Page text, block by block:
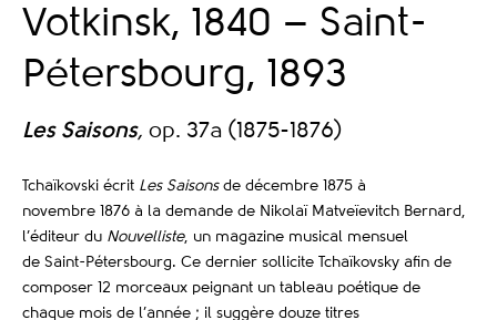
Votkinsk, 1840 – Saint-
Pétersbourg, 1893
Les Saisons, op. 37a (1875-1876)
Tchaïkovski écrit Les Saisonsde décembre 1875 à
novembre 1876 à la demande de Nikolaï Matveïevitch Bernard,
l’éditeur du Nouvelliste, un magazine musical mensuel
de Saint-Pétersbourg. Ce dernier sollicite Tchaïkovsky afin de
composer 12 morceaux peignant un tableau poétique de
chaque mois de l’année ; il suggère douze titres